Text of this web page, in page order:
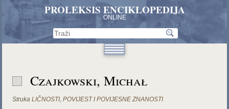
PROLEKSIS ENCIKLOPEDIJA
ONLINE
Czajkowski, Michał
Struka LIČNOSTI,POVIJEST I POVIJESNE ZNANOSTI